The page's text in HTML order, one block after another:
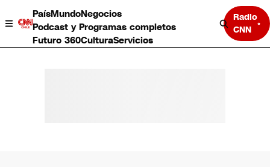
PaísMundoNegocios
Podcast y Programas completos
Futuro 360CulturaServicios
Radio
CNN